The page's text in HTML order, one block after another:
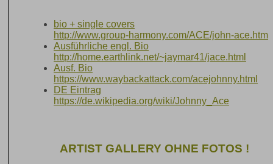
bio + single covers
http://www.group-harmony.com/ACE/john-ace.htm
Ausführliche engl. Bio
http://home.earthlink.net/~jaymar41/jace.html
Ausf. Bio
https://www.waybackattack.com/acejohnny.html
DE Eintrag
https://de.wikipedia.org/wiki/Johnny_Ace
ARTIST GALLERY OHNE FOTOS !